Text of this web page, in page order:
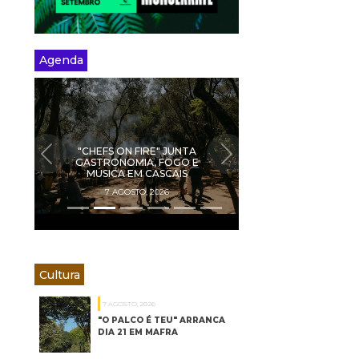
Agenda
"CHEFS ON FIRE" JUNTA
GASTRONOMIA, FOGO E
MÚSICA EM CASCAIS
7 AGOSTO, 2026
PREVIOUS NEXT
Cultura
7 AGOSTO, 2026
"O PALCO É TEU" ARRANCA
DIA 21 EM MAFRA